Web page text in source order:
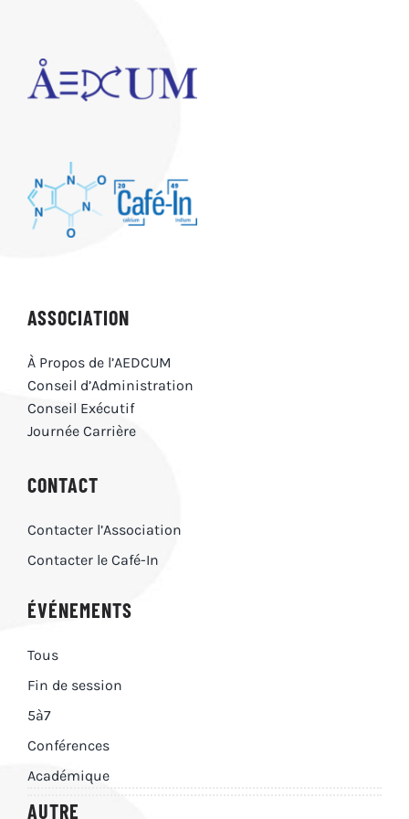
BOUTIQUE
RESSOURCES +
ASSOCIATION
À Propos de l’AEDCUM
Conseil d’Administration
Conseil Exécutif
Journée Carrière
CONTACT
Contacter l’Association
Contacter le Café-In
ÉVÉNEMENTS
Tous
Fin de session
5à7
Conférences
Académique
AUTRE